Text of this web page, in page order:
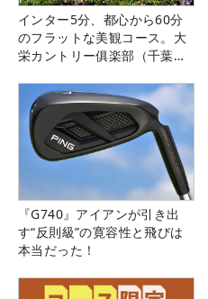
インター5分、都心から60分
のフラットな美観コース。大
栄カントリー俱楽部（千葉
『G740』アイアンが引き出
す“反則級”の寛容性と飛びは
本当だった！